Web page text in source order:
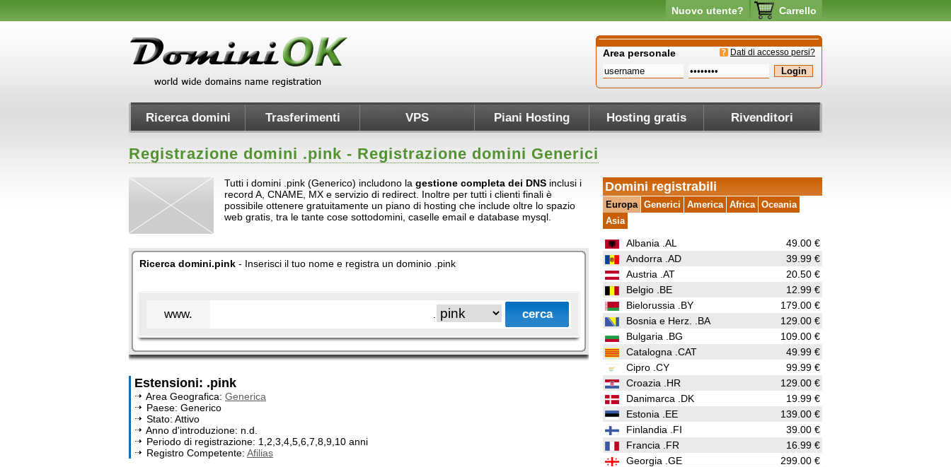
Nuovo utente? Carrello
Dati di accesso persi?
Area personale
Ricerca domini Trasferimenti VPS Piani Hosting Hosting gratis Rivenditori
Registrazione domini .pink - Registrazione domini Generici
Tutti i domini .pink (Generico) includono la gestione completa dei DNS inclusi i
record A, CNAME, MX e servizio di redirect. Inoltre per tutti i clienti finali è
possibile ottenere gratuitamente un piano di hosting che include oltre lo spazio
web gratis, tra le tante cose sottodomini, caselle email e database mysql.
Ricerca domini.pink - Inserisci il tuo nome e registra un dominio .pink
www.
Estensioni: .pink
Area Geografica: Generica
Paese: Generico
Stato: Attivo
Anno d'introduzione: n.d.
Periodo di registrazione: 1,2,3,4,5,6,7,8,9,10 anni
Registro Competente: Afilias
Domini registrabili
Europa Generici America Africa Oceania
Asia
Albania .AL
49.00 €
Andorra .AD
39.99 €
Austria .AT
20.50 €
Belgio .BE
12.99 €
Bielorussia .BY
179.00 €
Bosnia e Herz. .BA
129.00 €
Bulgaria .BG
109.00 €
Catalogna .CAT
49.99 €
Cipro .CY
99.99 €
Croazia .HR
129.00 €
Danimarca .DK
19.99 €
Estonia .EE
139.00 €
Finlandia .FI
39.00 €
Francia .FR
16.99 €
Georgia .GE
299.00 €